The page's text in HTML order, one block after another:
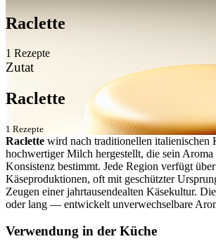
Raclette
1 Rezepte
Zutat
Raclette
1 Rezepte
Raclette wird nach traditionellen italienischen
hochwertiger Milch hergestellt, die sein Aroma
Konsistenz bestimmt. Jede Region verfügt
Käseproduktionen, oft mit geschützter
Zeugen einer jahrtausendealten Käsekultur.
oder lang — entwickelt unverwechselbare
Verwendung in der Küche